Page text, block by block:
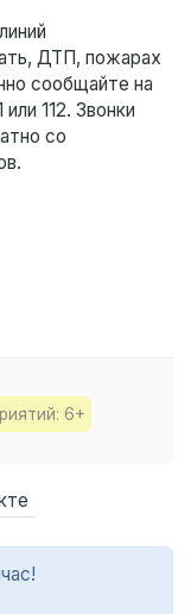
ДТП, пожарах
сообщайте на
112. Звонки
со
6+